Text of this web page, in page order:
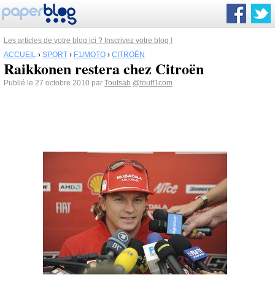
Les articles de votre blog ici ? Inscrivez votre blog !
ACCUEIL › SPORT › F1/MOTO › CITROËN
Raikkonen restera chez Citroën
Publié le 27 octobre 2010 par Toutsab @toutf1com